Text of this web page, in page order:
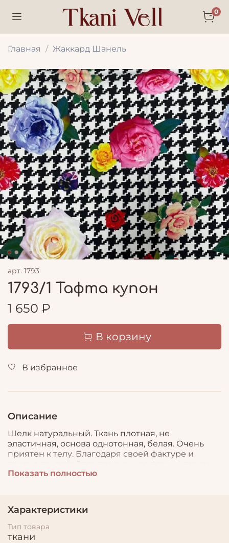
0
Главная Жаккард Шанель
арт. 1793
1793/1 Тафта купон
1 650 ₽
В корзину
В избранное
Описание
Шелк натуральный. Ткань плотная, не
эластичная, основа однотонная, белая. Очень
приятен к телу. Благодаря своей фактуре и
бомберов, объемных юбок и платьев.
Показать полностью
Характеристики
Тип товара
ткани